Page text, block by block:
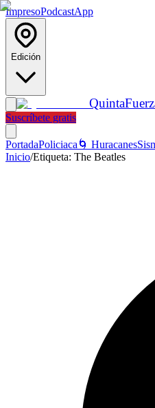
ImpresoPodcastApp
Edición
Quinta
Suscríbete gratis
PortadaPoliciaca 🌀 Huracanes
Inicio/Etiqueta: The Beatles